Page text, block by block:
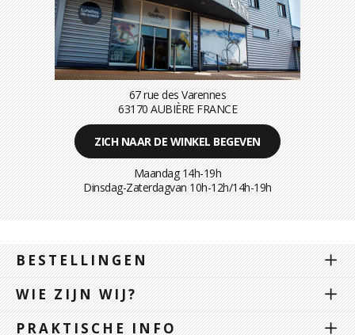
67 rue des Varennes
63170 AUBIÈRE FRANCE
ZICH NAAR DE WINKEL BEGEVEN
Maandag 14h-19h
Dinsdag-Zaterdagvan 10h-12h/14h-19h
BESTELLINGEN
WIE ZIJN WIJ?
PRAKTISCHE INFO